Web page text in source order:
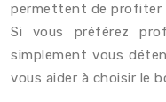
permettent de profiter
Si vous préférez
simplement vous
vous aider à choisir le